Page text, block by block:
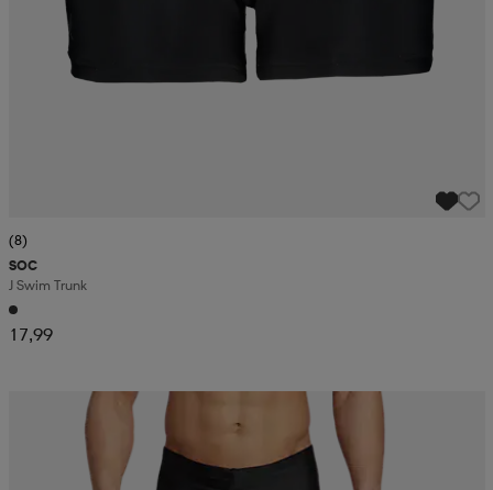
(8)
SOC
J Swim Trunk
17,99